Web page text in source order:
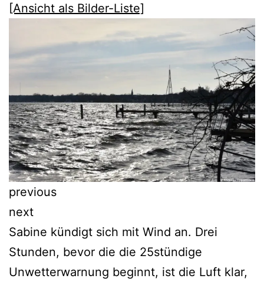
[Ansicht als Bilder-Liste]
previous
next
Sabine kündigt sich mit Wind an. Drei
Stunden, bevor die die 25stündige
Unwetterwarnung beginnt, ist die Luft klar,